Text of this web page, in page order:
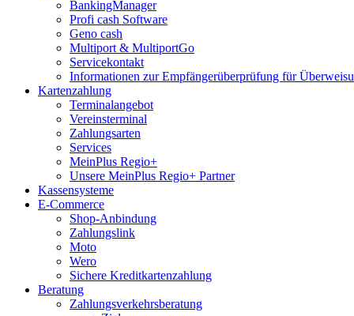
BankingManager
Profi cash Software
Geno cash
Multiport & MultiportGo
Servicekontakt
Informationen zur Empfängerüberprüfung für
Kartenzahlung
Terminalangebot
Vereinsterminal
Zahlungsarten
Services
MeinPlus Regio+
Unsere MeinPlus Regio+ Partner
Kassensysteme
E-Commerce
Shop-Anbindung
Zahlungslink
Moto
Wero
Sichere Kreditkartenzahlung
Beratung
Zahlungsverkehrsberatung